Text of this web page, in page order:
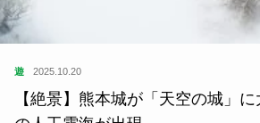
遊 2025.10.20
【絶景】熊本城が「天空の城」